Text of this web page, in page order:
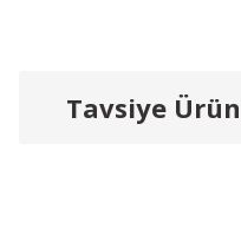
Ürün resmi kalitesiz,
Tavsiye